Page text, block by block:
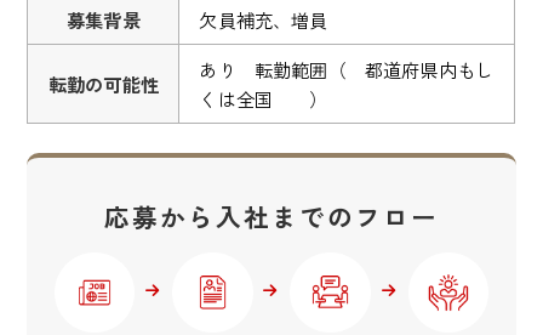
募集背景
欠員補充、増員
転勤の可能性
あり 転勤範囲（ 都道府県内もし
くは全国 ）
応募から入社までのフロー